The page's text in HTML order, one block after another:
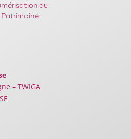
du
Patrimoine
– TWIGA